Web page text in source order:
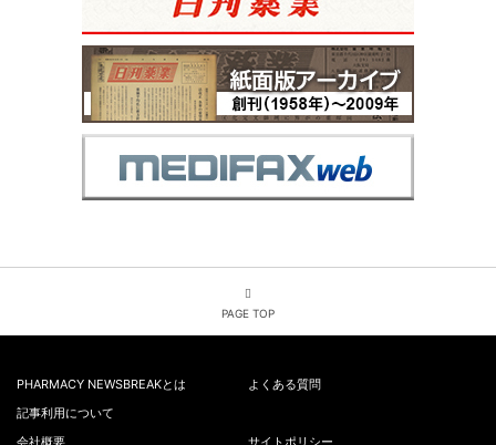
PAGE TOP
PHARMACY NEWSBREAKとは
よくある質問
記事利用について
会社概要
サイトポリシー